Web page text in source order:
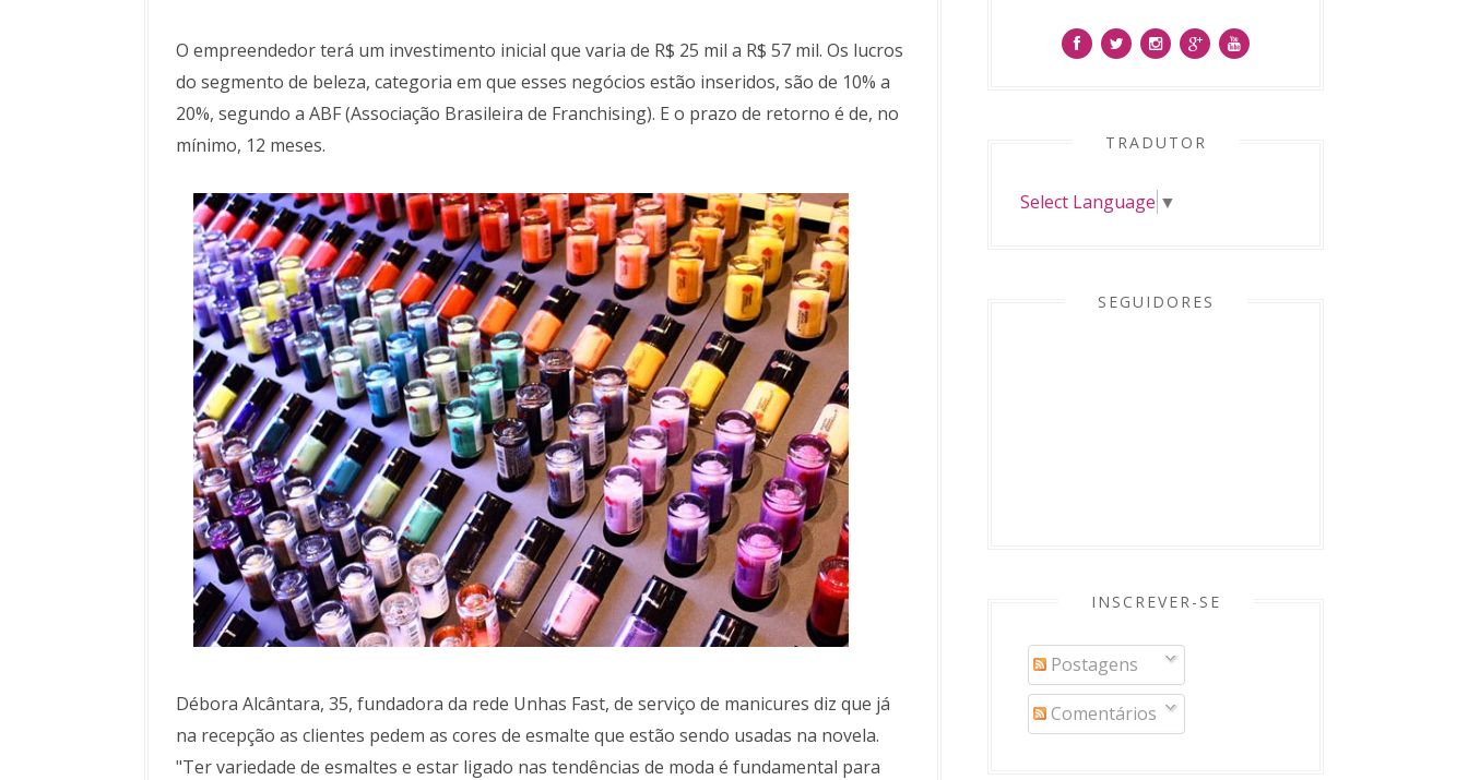
O empreendedor terá um investimento inicial que varia de R$ 25 mil a R$ 57 mil. Os lucros
do segmento de beleza, categoria em que esses negócios estão inseridos, são de 10% a
20%, segundo a ABF (Associação Brasileira de Franchising). E o prazo de retorno é de, no
mínimo, 12 meses.
Débora Alcântara, 35, fundadora da rede Unhas Fast, de serviço de manicures diz que já
na recepção as clientes pedem as cores de esmalte que estão sendo usadas na novela.
"Ter variedade de esmaltes e estar ligado nas tendências de moda é fundamental para
TRADUTOR
Select Language ▼
SEGUIDORES
INSCREVER-SE
Postagens
Comentários